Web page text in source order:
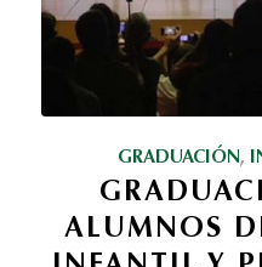
GRADUACIÓN,
ALUMNOS